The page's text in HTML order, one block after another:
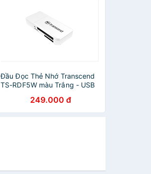
Đầu Đọc Thẻ Nhớ Transcend
TS-RDF5W màu Trắng - USB
249.000 đ